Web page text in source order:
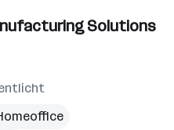
Solutions